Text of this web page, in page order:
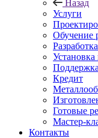
Назад
Услуги
Обучение
Установка
Кредит
Готовые
Мастер-
Контакты